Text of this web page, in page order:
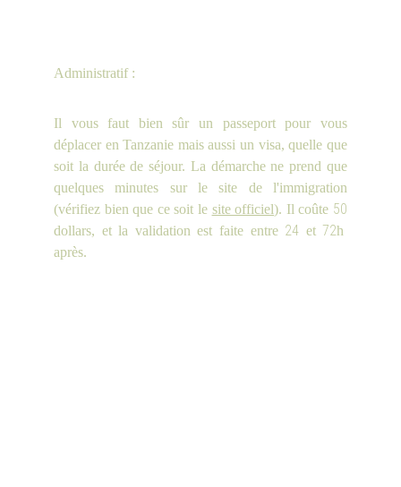
Administratif :
Il vous faut bien sûr un passeport pour vous
déplacer en Tanzanie mais aussi un visa, quelle que
soit la durée de séjour. La démarche ne prend que
quelques minutes sur le site de l'immigration
(vérifiez bien que ce soit le site officiel). Il coûte 50
dollars, et la validation est faite entre 24 et72h
après.